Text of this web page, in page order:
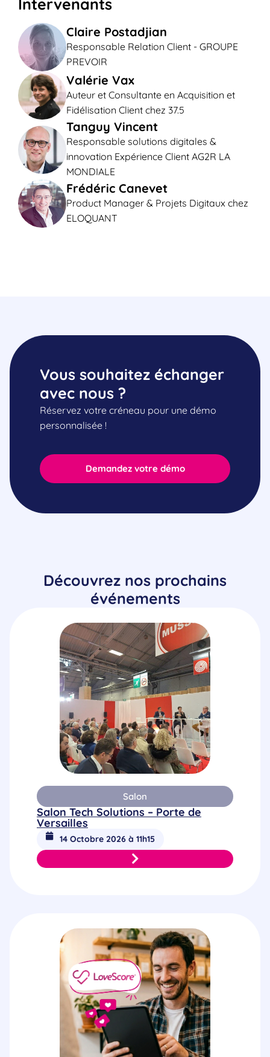
Intervenants
Claire Postadjian
Responsable Relation Client - GROUPE
PREVOIR
Valérie Vax
Auteur et Consultante en Acquisition et
Fidélisation Client chez 37.5
Tanguy Vincent
Responsable solutions digitales &
innovation Expérience Client AG2R LA
MONDIALE
Frédéric Canevet
Product Manager & Projets Digitaux chez
ELOQUANT
Demandez votre démo
Vous souhaitez échanger
avec nous ?
Réservez votre créneau pour une démo
personnalisée !
Découvrez nos prochains
événements
Salon
Salon Tech Solutions – Porte de
Versailles
14 Octobre 2026 à 11h15